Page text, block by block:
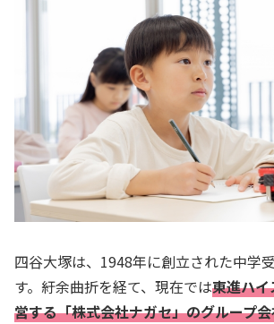
四谷大塚は、1948年に創立された中学
す。紆余曲折を経て、現在では東進ハ
営する「株式会社ナガセ」のグループ